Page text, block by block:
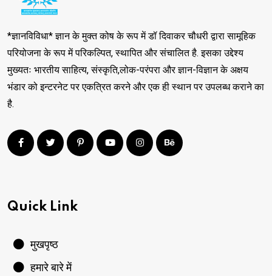
*ज्ञानविविधा* ज्ञान के मुक्त कोष के रूप में डॉ दिवाकर चौधरी द्वारा सामूहिक
परियोजना के रूप में परिकल्पित, स्थापित और संचालित है. इसका उद्देश्य
मुख्यतः भारतीय साहित्य, संस्कृति,लोक-परंपरा और ज्ञान-विज्ञान के अक्षय
भंडार को इन्टरनेट पर एकत्रित करने और एक ही स्थान पर उपलब्ध कराने का
है.
Quick Link
मुखपृष्ठ
हमारे बारे में